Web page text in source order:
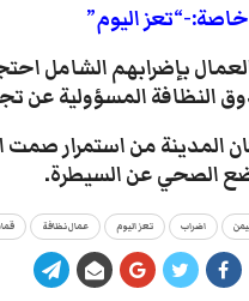
“تعز اليوم”
بإضرابهم الشامل
النظافة المسؤولية عن
المدينة من استمرار صمت
الصحي عن السيطرة.
اضراب تعز اليوم عمال نظافة